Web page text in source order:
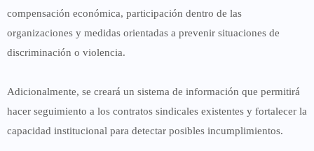
compensación económica, participación dentro de las
organizaciones y medidas orientadas a prevenir situaciones de
discriminación o violencia.
Adicionalmente, se creará un sistema de información que permitirá
hacer seguimiento a los contratos sindicales existentes y fortalecer la
capacidad institucional para detectar posibles incumplimientos.